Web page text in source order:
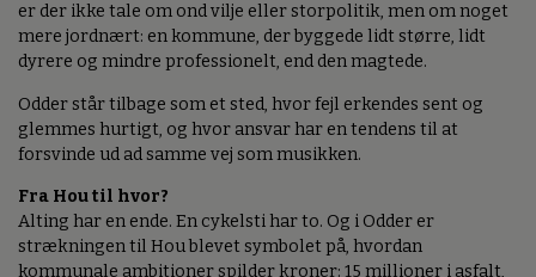
er der ikke tale om ond vilje eller storpolitik, men om noget
mere jordnært: en kommune, der byggede lidt større, lidt
dyrere og mindre professionelt, end den magtede.
Odder står tilbage som et sted, hvor fejl erkendes sent og
glemmes hurtigt, og hvor ansvar har en tendens til at
forsvinde ud ad samme vej som musikken.
Fra Hou til hvor?
Alting har en ende. En cykelsti har to. Og i Odder er
strækningen til Hou blevet symbolet på, hvordan
kommunale ambitioner spilder kroner: 15 millioner i asfalt,